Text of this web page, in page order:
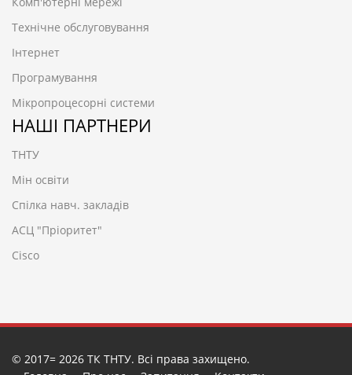
Технічне обслуговування
Інтернет
Програмування
Мікропроцесорні системи
НАШІ ПАРТНЕРИ
ТНТУ
Мін освіти
Спілка навч. закладів
АСЦ "Пріоритет"
Cisco
© 2017= 2026 ТК ТНТУ. Всі права захищено.